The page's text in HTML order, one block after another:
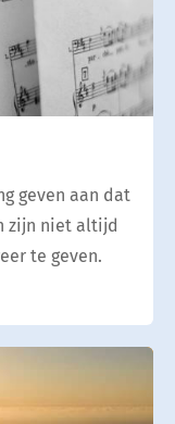
geven aan dat
zijn niet altijd
te geven.